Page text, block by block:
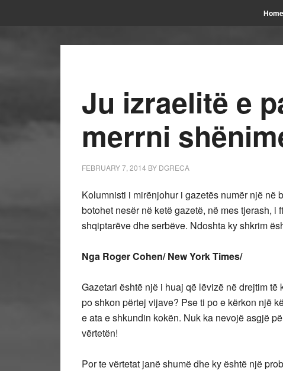
Home
Ju izraelitë e
merrni
FEBRUARY 7, 2014 BY DGRECA
Kolumnisti i mirënjohur i gazetës numër një në
botohet nesër në ketë gazetë, në mes tjerash,
shqiptarëve dhe serbëve. Ndoshta ky shkrim
Nga Roger Cohen/ New York Times/
Gazetari është një i huaj që lëvizë në drejtim
po shkon përtej vijave? Pse ti po e kërkon një
e ata e shkundin kokën. Nuk ka nevojë asgjë
vërtetën!
Por te vërtetat janë shumë dhe ky është një